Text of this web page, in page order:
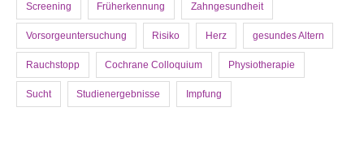
Screening Früherkennung Zahngesundheit
Vorsorgeuntersuchung Risiko Herz gesundes Altern
Rauchstopp Cochrane Colloquium Physiotherapie
Sucht Studienergebnisse Impfung